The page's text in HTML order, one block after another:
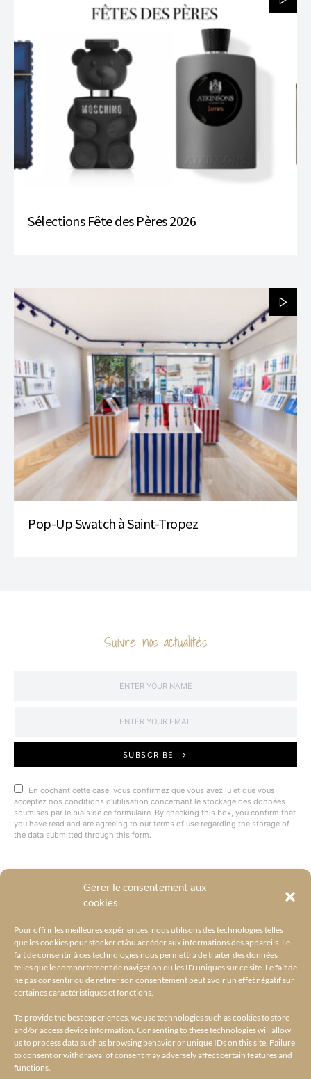
Gérer le consentement aux
cookies
Pour offrir les meilleures expériences, nous utilisons des technologies telles
que les cookies pour stocker et/ou accéder aux informations des appareils. Le
fait de consentir à ces technologies nous permettra de traiter des données
telles que le comportement de navigation ou les ID uniques sur ce site. Le fait de
ne pas consentir ou de retirer son consentement peut avoir un effet négatif sur
certaines caractéristiques et fonctions.
To provide the best experiences, we use technologies such as cookies to store
and/or access device information. Consenting to these technologies will allow
us to process data such as browsing behavior or unique IDs on this site. Failure
to consent or withdrawal of consent may adversely affect certain features and
functions.
Sélections Fête des Pères 2026
Pop-Up Swatch à Saint-Tropez
Suivre nos actualités
SUBSCRIBE
En cochant cette case, vous confirmez que vous avez lu et que vous
acceptez nos conditions d'utilisation concernant le stockage des données
soumises par le biais de ce formulaire. By checking this box, you confirm that
you have read and are agreeing to our terms of use regarding the storage of
the data submitted through this form.
@BYRACKEL